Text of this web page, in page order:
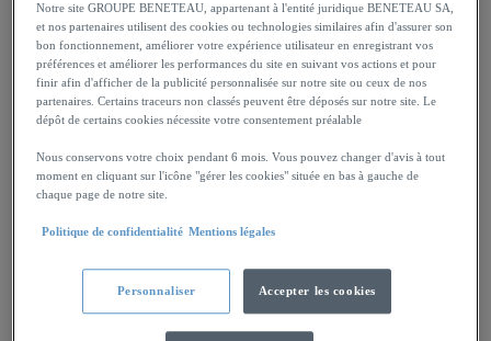
Histoire d'un pionnier
Notre saga podcast, Odyssée
Le Groupe a célébré ses 140 ans
Notre site GROUPE BENETEAU, appartenant à l'entité juridique BENETEAU SA,
et nos partenaires utilisent des cookies ou technologies similaires afin d'assurer son
bon fonctionnement, améliorer votre expérience utilisateur en enregistrant vos
préférences et améliorer les performances du site en suivant vos actions et pour
finir afin d'afficher de la publicité personnalisée sur notre site ou ceux de nos
partenaires. Certains traceurs non classés peuvent être déposés sur notre site. Le
dépôt de certains cookies nécessite votre consentement préalable
Nous conservons votre choix pendant 6 mois. Vous pouvez changer d'avis à tout
moment en cliquant sur l'icône "gérer les cookies" située en bas à gauche de
chaque page de notre site.
Politique de confidentialité Mentions légales
Personnaliser Accepter les cookies